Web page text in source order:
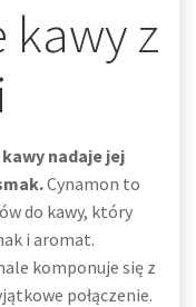
kawy z
nadaje jej
Cynamon to
do kawy, który
i aromat.
komponuje się z
połączenie.